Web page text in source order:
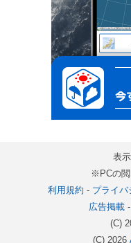
表示
※PCの閲
利用規約 - プライバ
広告掲載-
(C)
(C) 2026